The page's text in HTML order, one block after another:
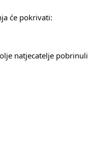
će pokrivati:
natjecatelje pobrinuli